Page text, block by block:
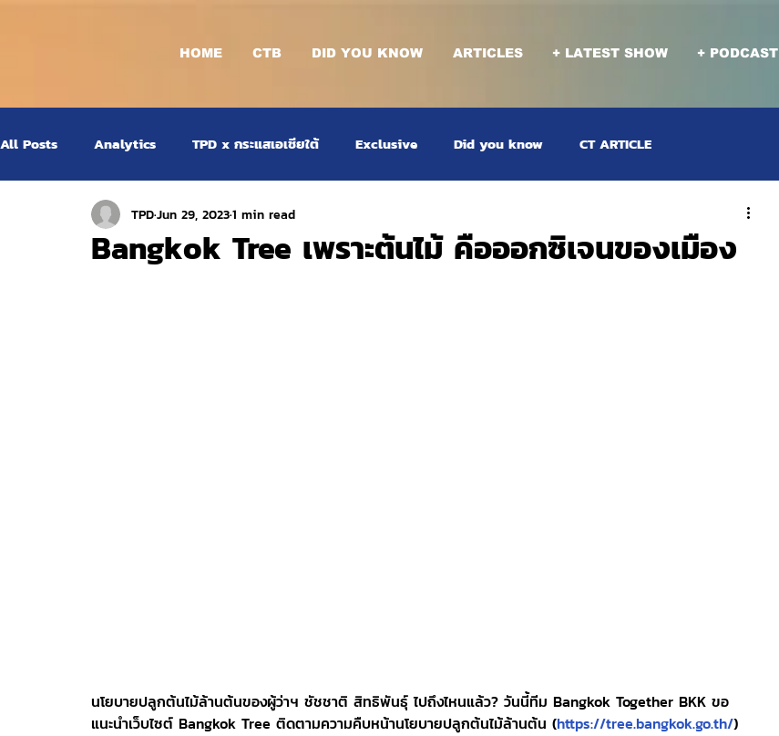
HOME CTB DID YOU KNOW ARTICLES + LATEST SHOW + PODCAST
All Posts Analytics TPD x กระแสเอเชียใต้ Exclusive Did you know CT ARTICLE
Bangkok Tree เพราะต้นไม้ คือออกซิเจนของเมือง
TPDJun 29, 20231 min read
นโยบายปลูกต้นไม้ล้านต้นของผู้ว่าฯ ชัชชาติ สิทธิพันธุ์ ไปถึงไหนแล้ว? วันนี้ทีม Bangkok Together BKK ขอ
แนะนำเว็บไซต์ Bangkok Tree ติดตามความคืบหน้านโยบายปลูกต้นไม้ล้านต้น (https://tree.bangkok.go.th/)